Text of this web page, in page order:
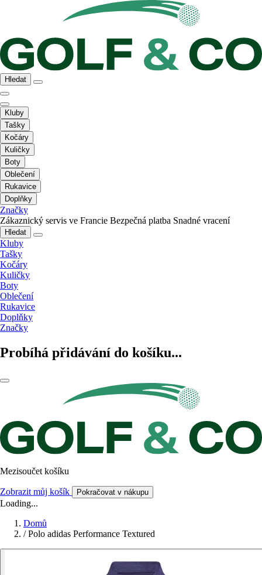
Hledat
Kluby
Tašky
Kočáry
Kuličky
Boty
Oblečení
Rukavice
Doplňky
Značky
Zákaznický servis ve Francie Bezpečná platba Snadné vracení
Hledat
Kluby
Tašky
Kočáry
Kuličky
Boty
Oblečení
Rukavice
Doplňky
Značky
Probíhá přidávání do košíku...
Mezisoučet košíku
Zobrazit můj košík Pokračovat v nákupu
Loading...
Domů
/ Polo adidas Performance Textured